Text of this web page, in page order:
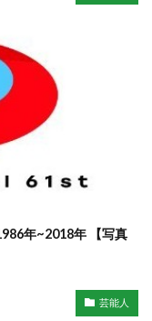
年~2018年 【写真
芸能人